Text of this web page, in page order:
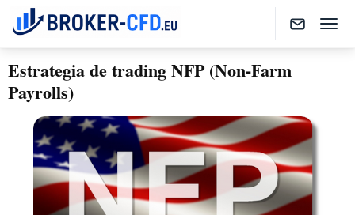
Estrategia de trading NFP (Non-Farm
Payrolls)